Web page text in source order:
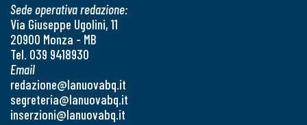
Sede operativa redazione:
Via Giuseppe Ugolini, 11
20900 Monza - MB
Tel. 039 9418930
Email
redazione@lanuovabq.it
segreteria@lanuovabq.it
inserzioni@lanuovabq.it